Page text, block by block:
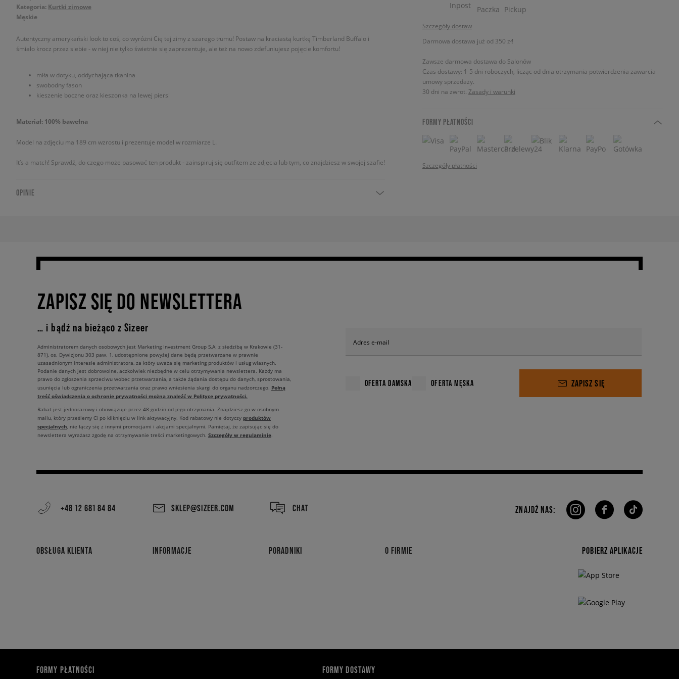
Kategoria: Kurtki zimowe
Męskie
Autentyczny amerykański look to coś, co wyróżni Cię tej zimy z szarego tłumu! Postaw na kraciastą kurtkę Timberland Buffalo i
śmiało krocz przez siebie - w niej nie tylko świetnie się zaprezentuje, ale też na nowo zdefuniujesz pojęcie komfortu!
miła w dotyku, oddychająca tkanina
swobodny fason
kieszenie boczne oraz kieszonka na lewej piersi
Materiał: 100% bawełna
Model na zdjęciu ma 189 cm wzrostu i prezentuje model w rozmiarze L.
It’s a match! Sprawdź, do czego może pasować ten produkt - zainspiruj się outfitem ze zdjęcia lub tym, co znajdziesz w swojej szafie!
OPINIE
Szczegóły dostaw
Darmowa dostawa już od 350 zł!
Zawsze darmowa dostawa do Salonów
Czas dostawy: 1-5 dni roboczych, licząc od dnia otrzymania potwierdzenia zawarcia
umowy sprzedaży.
30 dni na zwrot. Zasady i warunki
FORMY PŁATNOŚCI
Szczegóły płatności
ZAPISZ SIĘ DO NEWSLETTERA
… i bądź na bieżąco z Sizeer
Adres e-mail
OFERTA DAMSKA OFERTA MĘSKA ZAPISZ SIĘ
Administratorem danych osobowych jest Marketing Investment Group S.A. z siedzibą w Krakowie (31-
871), os. Dywizjonu 303 paw. 1, udostępnione powyżej dane będą przetwarzane w prawnie
uzasadnionym interesie administratora, za który uważa się marketing produktów i usług własnych.
Podanie danych jest dobrowolne, aczkolwiek niezbędne w celu otrzymywania newslettera. Każdy ma
prawo do zgłoszenia sprzeciwu wobec przetwarzania, a także żądania dostępu do danych, sprostowania,
usunięcia lub ograniczenia przetwarzania oraz prawo wniesienia skargi do organu nadzorczego. Pełną
treść oświadczenia o ochronie prywatności można znaleźć w Polityce prywatności.
Rabat jest jednorazowy i obowiązuje przez 48 godzin od jego otrzymania. Znajdziesz go w osobnym
mailu, który prześlemy Ci po kliknięciu w link aktywacyjny. Kod rabatowy nie dotyczy produktów
specjalnych, nie łączy się z innymi promocjami i akcjami specjalnymi. Pamiętaj, że zapisując się do
newslettera wyrażasz zgodę na otrzymywanie treści marketingowych. Szczegóły w regulaminie.
+48 12 681 84 84 SKLEP@SIZEER.COM CHAT
OBSŁUGA KLIENTA INFORMACJE PORADNIKI O FIRMIE
ZNAJDŹ NAS:
POBIERZ APLIKACJE
FORMY PŁATNOŚCI FORMY DOSTAWY